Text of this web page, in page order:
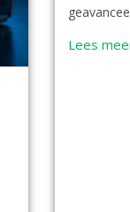
Lees